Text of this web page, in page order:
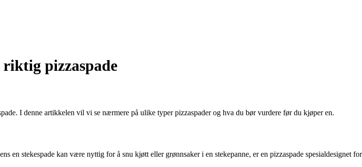
riktig pizzaspade
I denne artikkelen vil vi se nærmere på ulike typer pizzaspader og hva du bør vurdere før du kjøper en.
en stekespade kan være nyttig for å snu kjøtt eller grønnsaker i en stekepanne, er en pizzaspade spesialdesignet for